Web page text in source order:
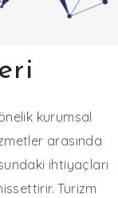
kurumsal
arasında
ihtiyaçları
Turizm